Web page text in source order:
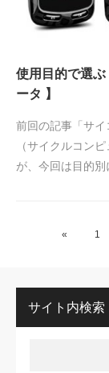
使用目的で選
ータ 】
前回の記事「サ
（サイクルコン
が、今回は目的
« 1
サイト内検索